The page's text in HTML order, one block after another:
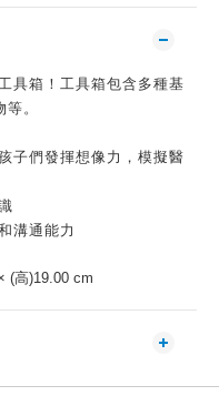
具箱！工具箱包含多種基
。
子們發揮想像力，模擬醫
溝通能力
(高)19.00 cm